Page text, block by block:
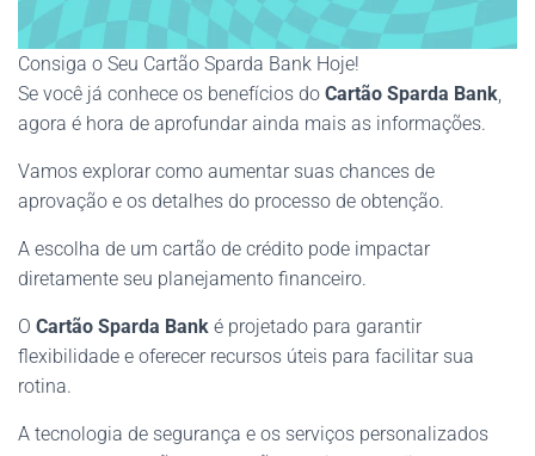
Consiga o Seu Cartão Sparda Bank Hoje!
Se você já conhece os benefícios do Cartão Sparda Bank,
agora é hora de aprofundar ainda mais as informações.
Vamos explorar como aumentar suas chances de
aprovação e os detalhes do processo de obtenção.
A escolha de um cartão de crédito pode impactar
diretamente seu planejamento financeiro.
O Cartão Sparda Bank é projetado para garantir
flexibilidade e oferecer recursos úteis para facilitar sua
rotina.
A tecnologia de segurança e os serviços personalizados